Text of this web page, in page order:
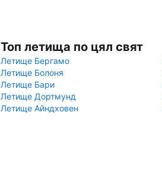
Топ летища по цял свят
Летище Бергамо
Летище Болоня
Летище Бари
Летище Дортмунд
Летище Айндховен